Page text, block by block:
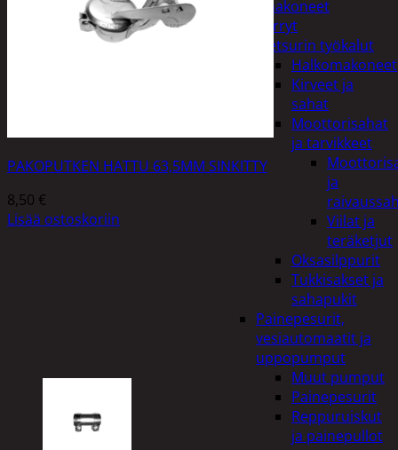
Puutarhakoneet
Kärryt
Metsurin työkalut
Halkomakoneet
Kirveet ja
sahat
Moottorisahat
ja tarvikkeet
ja
Viilat ja
teräketjut
Oksasilppurit
Tukkisakset ja
sahapukit
Painepesurit,
vesiautomaatit ja
uppopumput
Muut pumput
Painepesurit
Reppuruiskut
ja painepullot
PAKOPUTKEN HATTU 63,5MM SINKITTY
8,50 €
Lisää ostoskoriin